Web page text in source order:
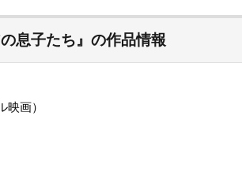
息子たち』の作品情報
映画）